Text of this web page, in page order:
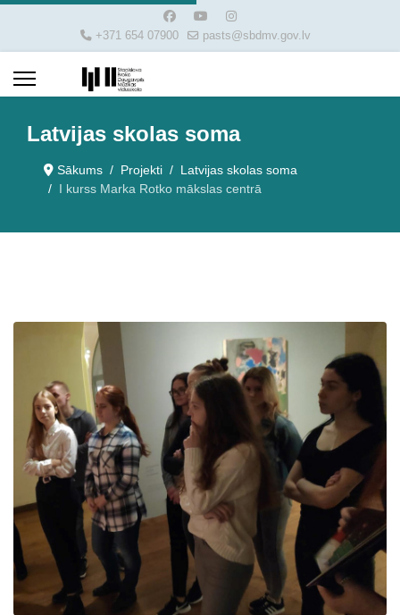
+371 654 07900 pasts@sbdmv.gov.lv
Latvijas skolas soma
Sākums Projekti
Latvijas skolas soma
I kurss Marka Rotko mākslas centrā